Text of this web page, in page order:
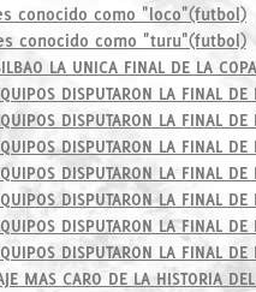
conocido como "loco"(futbol)
conocido como "turu"(futbol)
LA UNICA FINAL DE LA
DISPUTARON LA FINAL
DISPUTARON LA FINAL
DISPUTARON LA FINAL
DISPUTARON LA FINAL
DISPUTARON LA FINAL
DISPUTARON LA FINAL
DISPUTARON LA FINAL
MAS CARO DE LA HISTORIA